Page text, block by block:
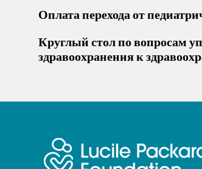
Оплата перехода от
Круглый стол по вопросам
здравоохранения к